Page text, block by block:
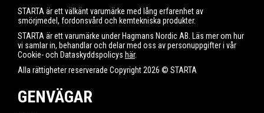
STARTA är ett välkänt varumärke med lång erfarenhet av
smörjmedel, fordonsvård och kemtekniska produkter.
STARTA är ett varumärke under Hagmans Nordic AB. Läs mer om hur
vi samlar in, behandlar och delar med oss av personuppgifter i vår
Cookie- och Dataskyddspolicys här.
Alla rättigheter reserverade Copyright 2026 © STARTA
GENVÄGAR